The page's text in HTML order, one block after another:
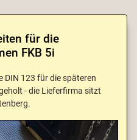
für die
FKB 5i
DIN 123 für die späteren
- die Lieferfirma sitzt